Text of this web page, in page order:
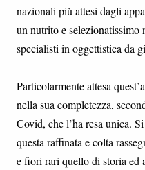
nazionali più attesi dagli
un nutrito e
specialisti in oggettistica da
Particolarmente attesa
nella sua completezza,
Covid, che l’ha resa unica.
questa raffinata e colta
e fiori rari quello di storia ed